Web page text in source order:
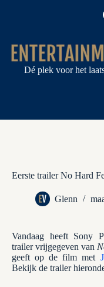
Dé plek voor het
Eerste trailer No Hard
Glenn
Vandaag heeft Sony
trailer vrijgegeven van
geeft op de film met
Bekijk de trailer